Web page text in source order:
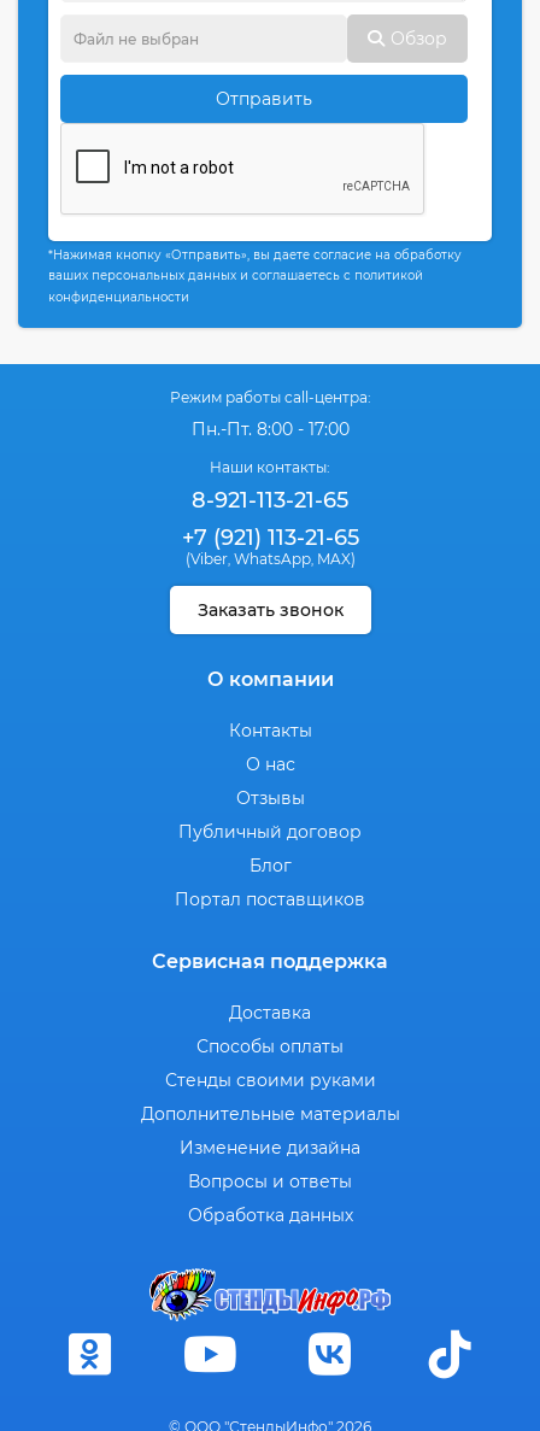
Обзор
Отправить
*Нажимая кнопку «Отправить», вы даете согласие на обработку
ваших персональных данных и соглашаетесь с политикой
конфиденциальности
Режим работы call-центра:
Пн.-Пт. 8:00 - 17:00
Наши контакты:
8-921-113-21-65
+7 (921) 113-21-65
(Viber, WhatsApp, MAX)
Заказать звонок
О компании
Контакты
О нас
Отзывы
Публичный договор
Блог
Портал поставщиков
Сервисная поддержка
Доставка
Способы оплаты
Стенды своими руками
Дополнительные материалы
Изменение дизайна
Вопросы и ответы
Обработка данных
© ООО "СтендыИнфо" 2026